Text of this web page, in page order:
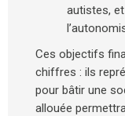
autistes,
Ces objectifs
chiffres : ils
pour bâtir une
allouée